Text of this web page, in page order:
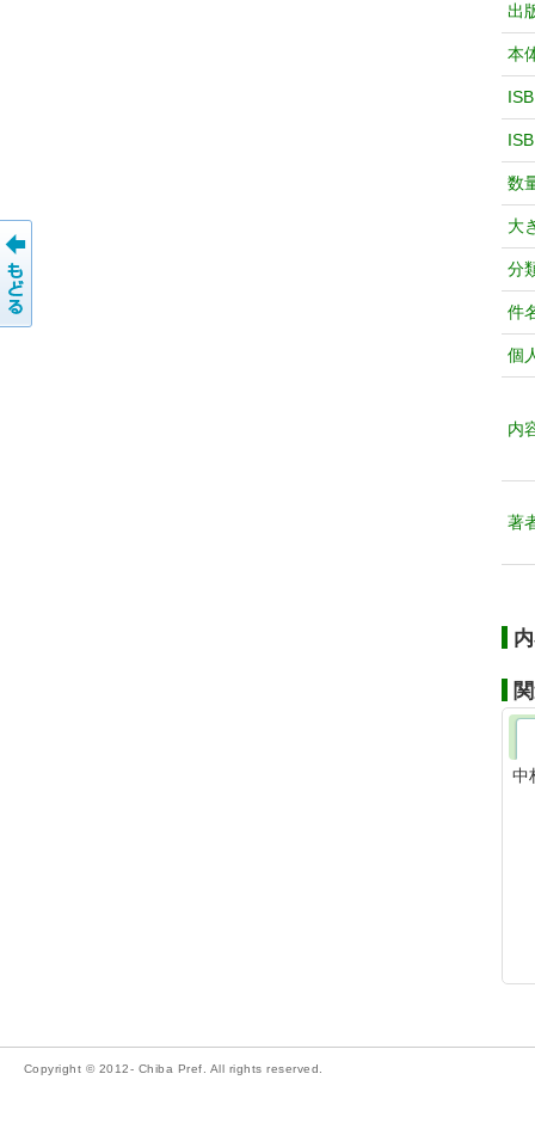
出
本
数
大
分
件
個
内
著
中
Copyright © 2012- Chiba Pref. All rights reserved.